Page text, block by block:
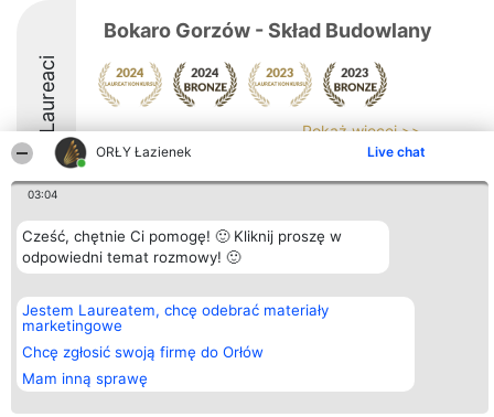
ORŁY Łazienek Live chat
03:04
Cześć, chętnie Ci pomogę! 🙂 Kliknij proszę w
odpowiedni temat rozmowy! 🙂
Jestem Laureatem, chcę odebrać materiały
marketingowe
Chcę zgłosić swoją firmę do Orłów
Mam inną sprawę
Laureaci
Bokaro Gorzów - Skład Budowlany
Pokaż więcej >>
8.6
Organizator plebiscytu
Bright Side Solutions sp. z o.
ul. Ruska 22
Wrocław 50-079
KRS 0000749100 | Regon
381313360 | NIP 8943132676
Plebiscyt
Laureaci
wszystkich
Laureatów
Regulamin